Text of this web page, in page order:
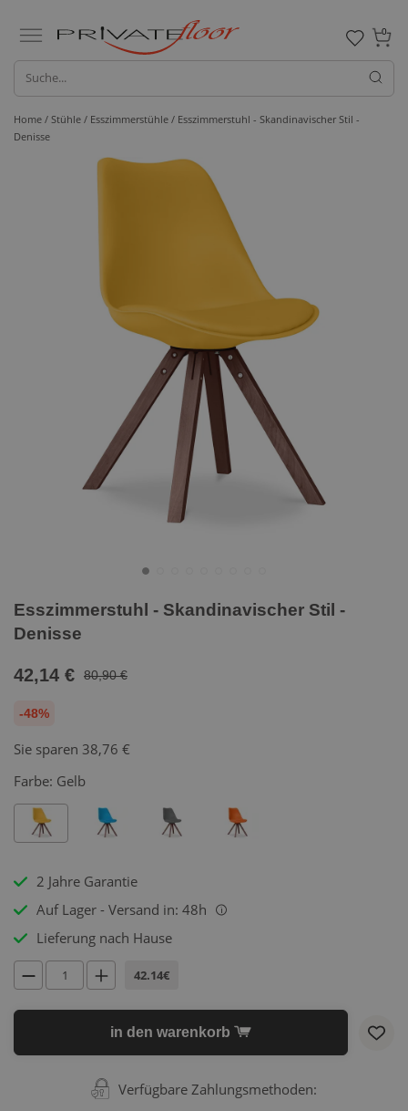
0
Home / Stühle / Esszimmerstühle / Esszimmerstuhl - Skandinavischer Stil -
Denisse
Esszimmerstuhl - Skandinavischer Stil -
Denisse
42,14 € 80,90 €
-48%
Sie sparen 38,76 €
Farbe: Gelb
2 Jahre Garantie
Auf Lager - Versand in: 48h
i
Lieferung nach Hause
42.14€
in den warenkorb
Verfügbare Zahlungsmethoden: